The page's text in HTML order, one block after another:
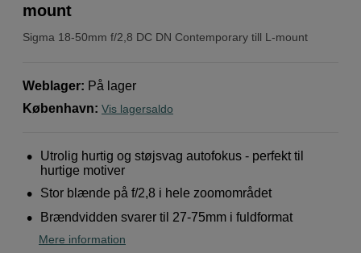
Sigma 18-50mm f/2,8 DC DN Contemporary till L-mount
mount
Weblager: På lager
København: Vis lagersaldo
Utrolig hurtig og støjsvag autofokus - perfekt til
hurtige motiver
Stor blænde på f/2,8 i hele zoomområdet
Brændvidden svarer til 27-75mm i fuldformat
Mere information